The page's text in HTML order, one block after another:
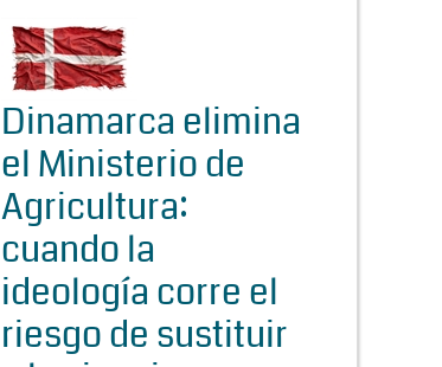
Dinamarca elimina
el Ministerio de
Agricultura:
cuando la
ideología corre el
riesgo de sustituir